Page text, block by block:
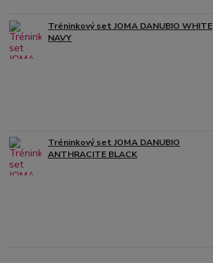
Tréninkový set JOMA DANUBIO WHITE
NAVY
Tréninkový set JOMA DANUBIO
ANTHRACITE BLACK